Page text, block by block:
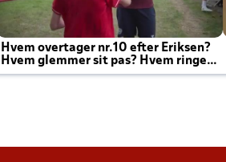
Hvem overtager nr.10 efter Eriksen?
Hvem glemmer sit pas? Hvem ringer
Joachim altid til efter kampe?